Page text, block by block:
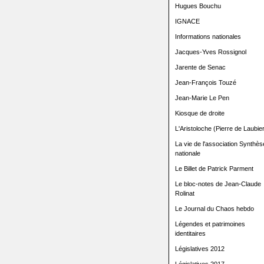
Hugues Bouchu
IGNACE
Informations nationales
Jacques-Yves Rossignol
Jarente de Senac
Jean-François Touzé
Jean-Marie Le Pen
Kiosque de droite
L'Aristoloche (Pierre de
La vie de l'association
nationale
Le Billet de Patrick Parment
Le bloc-notes de Jean-Claude
Rolinat
Le Journal du Chaos hebdo
Légendes et patrimoines
identitaires
Législatives 2012